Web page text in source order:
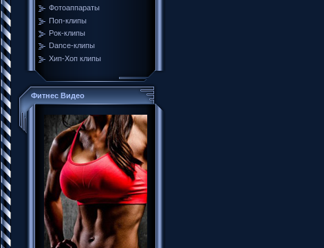
Фотоаппараты
Поп-клипы
Рок-клипы
Dance-клипы
Хип-Хоп клипы
Фитнес Видео